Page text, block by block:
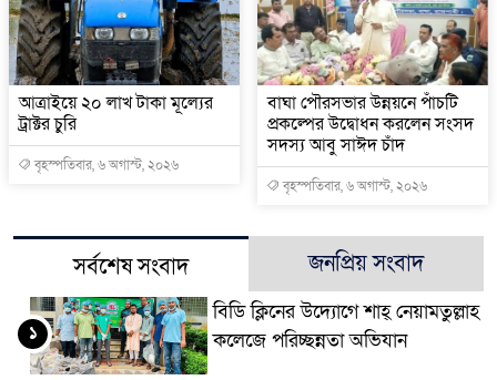
আত্রাইয়ে ২০ লাখ টাকা মূল্যের
ট্রাক্টর চুরি
বৃহস্পতিবার, ৬ অগাস্ট, ২০২৬
বাঘা পৌরসভার উন্নয়নে পাঁচটি
প্রকল্পের উদ্বোধন করলেন সংসদ
সদস্য আবু সাঈদ চাঁদ
বৃহস্পতিবার, ৬ অগাস্ট, ২০২৬
সর্বশেষ সংবাদ জনপ্রিয় সংবাদ
বিডি ক্লিনের উদ্যোগে শাহ্ নেয়ামতুল্লাহ
কলেজে পরিচ্ছন্নতা অভিযান
১